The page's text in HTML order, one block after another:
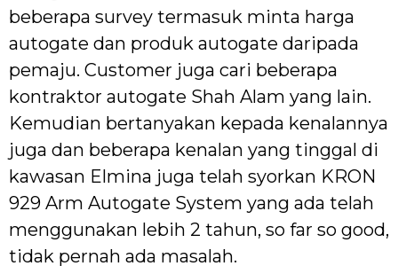
beberapa survey termasuk minta harga
autogate dan produk autogate daripada
pemaju. Customer juga cari beberapa
kontraktor autogate Shah Alam yang lain.
Kemudian bertanyakan kepada kenalannya
juga dan beberapa kenalan yang tinggal di
kawasan Elmina juga telah syorkan KRON
929 Arm Autogate System yang ada telah
menggunakan lebih 2 tahun, so far so good,
tidak pernah ada masalah.